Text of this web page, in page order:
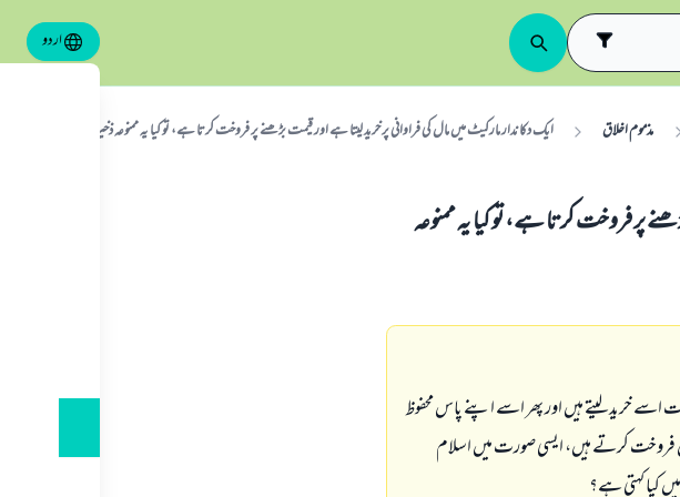
اردو
مذموم اخلاق ایک دکاندار مارکیٹ میں مال کی فراوانی پر خرید لیتا ہے اور قیمت بڑھنے پر فروخت کرتا ہے، تو کیا یہ ممنوعہ ذخیرہ اندوزی ہے؟
پر فروخت کرتا ہے، تو کیا یہ ممنوعہ
اسے خرید لیتے ہیں اور پھر اسے اپنے پاس محفوظ
فروخت کرتے ہیں، ایسی صورت میں اسلام
کیا کہتی ہے؟